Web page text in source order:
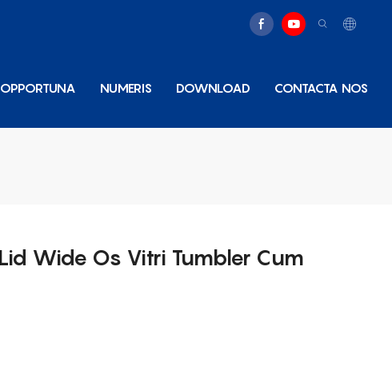
OPPORTUNA NUMERIS DOWNLOAD CONTACTA NOS
Wide Os Vitri Tumbler Cum